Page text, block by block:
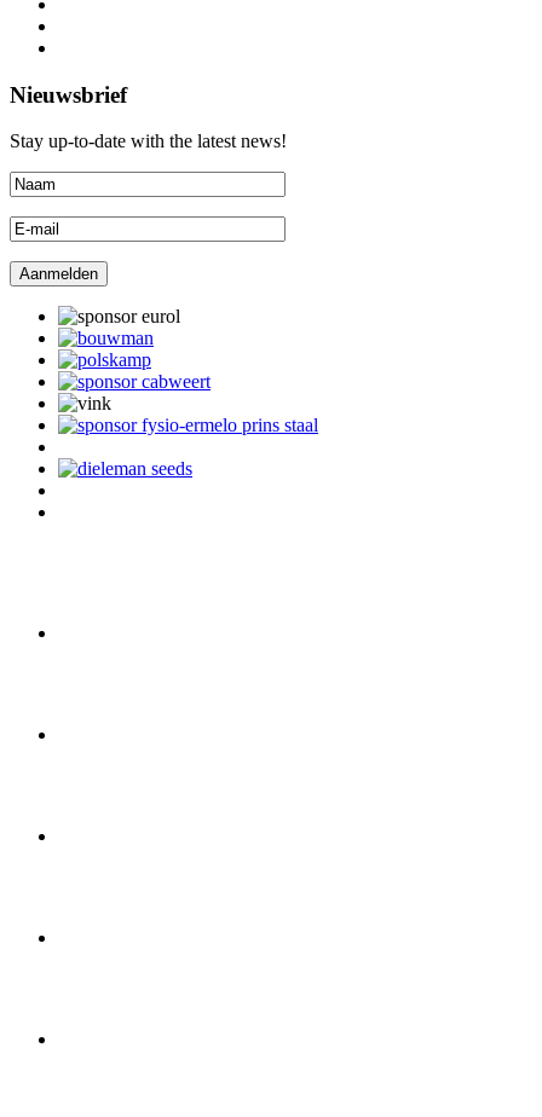
Nieuwsbrief
Stay up-to-date with the latest news!